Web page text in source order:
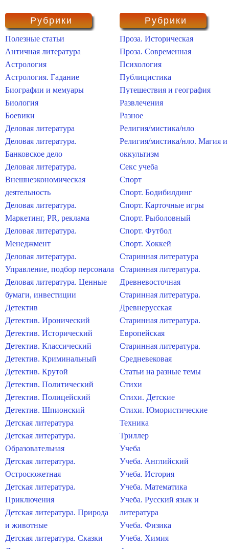
Рубрики
Полезные статьи
Античная литература
Астрология
Астрология. Гадание
Биографии и мемуары
Биология
Боевики
Деловая литература
Деловая литература.
Банковское дело
Деловая литература.
Внешнеэкономическая
деятельность
Деловая литература.
Маркетинг, PR, реклама
Деловая литература.
Менеджмент
Деловая литература.
Управление, подбор персонала
Деловая литература. Ценные
бумаги, инвестиции
Детектив
Детектив. Иронический
Детектив. Исторический
Детектив. Классический
Детектив. Криминальный
Детектив. Крутой
Детектив. Политический
Детектив. Полицейский
Детектив. Шпионский
Детская литература
Детская литература.
Образовательная
Детская литература.
Остросюжетная
Детская литература.
Приключения
Детская литература. Природа
и животные
Детская литература. Сказки
Рубрики
Проза. Историческая
Проза. Современная
Психология
Публицистика
Путешествия и география
Развлечения
Разное
Религия/мистика/нло
Религия/мистика/нло. Магия и
оккультизм
Секс учеба
Спорт
Спорт. Бодибилдинг
Спорт. Карточные игры
Спорт. Рыболовный
Спорт. Футбол
Спорт. Хоккей
Старинная литература
Старинная литература.
Древневосточная
Старинная литература.
Древнерусская
Старинная литература.
Европейская
Старинная литература.
Средневековая
Статьи на разные темы
Стихи
Стихи. Детские
Стихи. Юмористические
Техника
Триллер
Учеба
Учеба. Английский
Учеба. История
Учеба. Математика
Учеба. Русский язык и
литература
Учеба. Физика
Учеба. Химия